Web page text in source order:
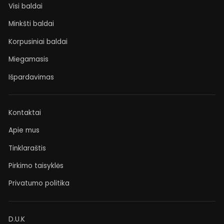
Visi baldai
Minkšti baldai
Korpusiniai baldai
Miegamasis
Išpardavimas
Kontaktai
Apie mus
Tinklaraštis
Pirkimo taisyklės
Privatumo politika
D.U.K